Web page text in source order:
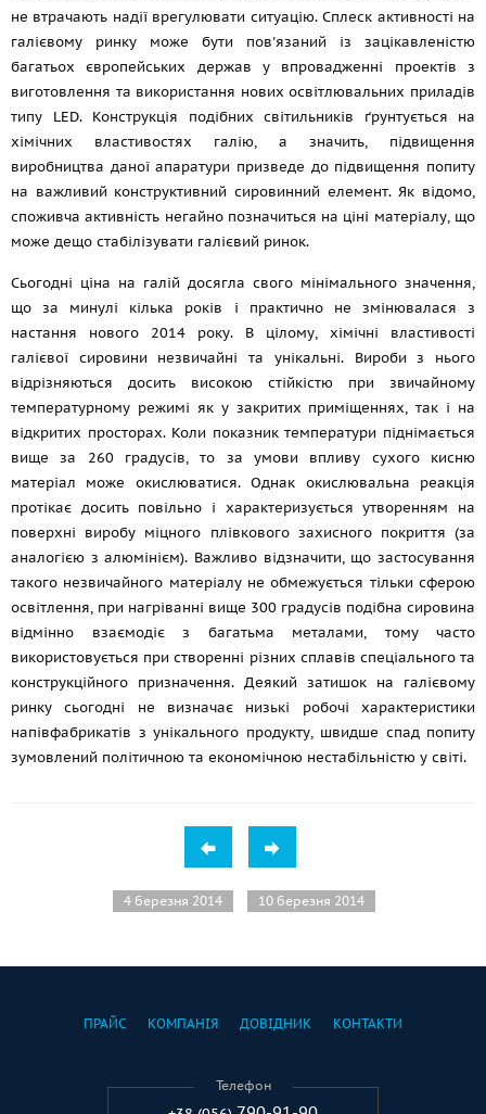
не втрачають надії врегулювати ситуацію. Сплеск активності на
галієвому ринку може бути пов'язаний із зацікавленістю
багатьох європейських держав у впровадженні проектів з
виготовлення та використання нових освітлювальних приладів
типу LED. Конструкція подібних світильників ґрунтується на
хімічних властивостях галію, а значить, підвищення
виробництва даної апаратури призведе до підвищення попиту
на важливий конструктивний сировинний елемент. Як відомо,
споживча активність негайно позначиться на ціні матеріалу, що
може дещо стабілізувати галієвий ринок.
Сьогодні ціна на галій досягла свого мінімального значення,
що за минулі кілька років і практично не змінювалася з
настання нового 2014 року. В цілому, хімічні властивості
галієвої сировини незвичайні та унікальні. Вироби з нього
відрізняються досить високою стійкістю при звичайному
температурному режимі як у закритих приміщеннях, так і на
відкритих просторах. Коли показник температури піднімається
вище за 260 градусів, то за умови впливу сухого кисню
матеріал може окислюватися. Однак окислювальна реакція
протікає досить повільно і характеризується утворенням на
поверхні виробу міцного плівкового захисного покриття (за
аналогією з алюмінієм). Важливо відзначити, що застосування
такого незвичайного матеріалу не обмежується тільки сферою
освітлення, при нагріванні вище 300 градусів подібна сировина
відмінно взаємодіє з багатьма металами, тому часто
використовується при створенні різних сплавів спеціального та
конструкційного призначення. Деякий затишок на галієвому
ринку сьогодні не визначає низькі робочі характеристики
напівфабрикатів з унікального продукту, швидше спад попиту
зумовлений політичною та економічною нестабільністю у світі.
4 березня 2014 10 березня 2014
ПРАЙС КОМПАНІЯ ДОВІДНИК КОНТАКТИ
Телефон